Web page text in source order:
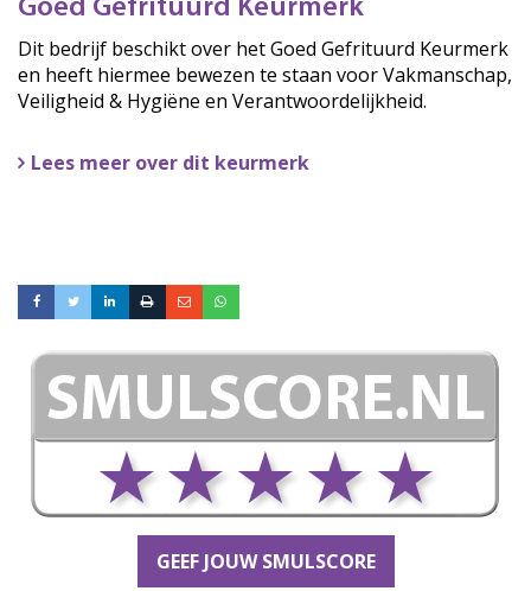
Goed Gefrituurd Keurmerk
Dit bedrijf beschikt over het Goed Gefrituurd Keurmerk
en heeft hiermee bewezen te staan voor Vakmanschap,
Veiligheid & Hygiëne en Verantwoordelijkheid.
Lees meer over dit keurmerk
GEEF JOUW SMULSCORE